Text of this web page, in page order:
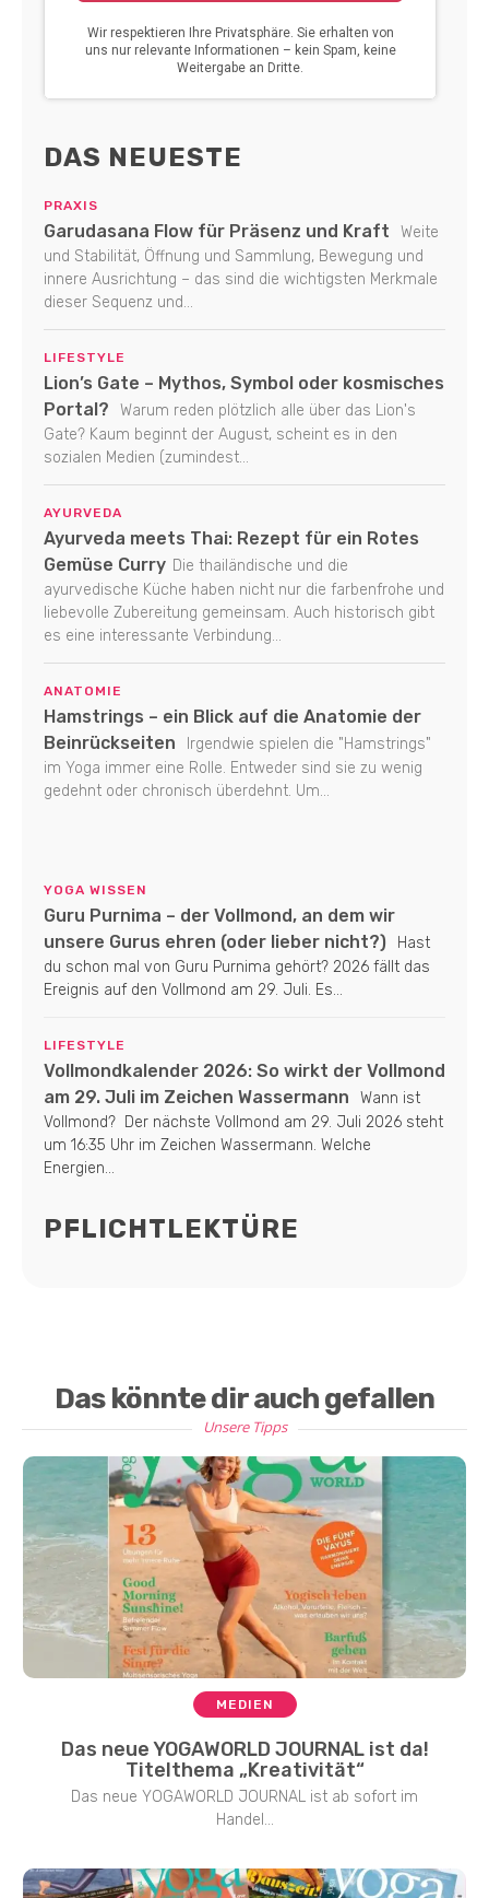
DAS NEUESTE
PRAXIS
Garudasana Flow für Präsenz und Kraft
Weite
und Stabilität, Öffnung und Sammlung, Bewegung und
innere Ausrichtung – das sind die wichtigsten Merkmale
dieser Sequenz und...
LIFESTYLE
Lion’s Gate – Mythos, Symbol oder kosmisches
Portal?
Warum reden plötzlich alle über das Lion's
Gate? Kaum beginnt der August, scheint es in den
sozialen Medien (zumindest...
AYURVEDA
Ayurveda meets Thai: Rezept für ein Rotes
Gemüse Curry Die thailändische und die
ayurvedische Küche haben nicht nur die farbenfrohe und
liebevolle Zubereitung gemeinsam. Auch historisch gibt
es eine interessante Verbindung...
ANATOMIE
Hamstrings – ein Blick auf die Anatomie der
Beinrückseiten
Irgendwie spielen die "Hamstrings"
im Yoga immer eine Rolle. Entweder sind sie zu wenig
gedehnt oder chronisch überdehnt. Um...
YOGA WISSEN
Guru Purnima – der Vollmond, an dem wir
unsere Gurus ehren (oder lieber nicht?)
Hast
du schon mal von Guru Purnima gehört? 2026 fällt das
Ereignis auf den Vollmond am 29. Juli. Es...
LIFESTYLE
Vollmondkalender 2026: So wirkt der Vollmond
am 29. Juli im Zeichen Wassermann
Wann ist
Vollmond? Der nächste Vollmond am 29. Juli 2026 steht
um 16:35 Uhr im Zeichen Wassermann. Welche
Energien...
PFLICHTLEKTÜRE
Das könnte dir auch gefallen
Unsere Tipps
MEDIEN
Das neue YOGAWORLD JOURNAL ist da!
Titelthema „Kreativität“
Das neue YOGAWORLD JOURNAL ist ab sofort im
Handel...